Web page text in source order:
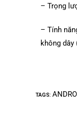
– Trọng
– Tính
không
TAGS: